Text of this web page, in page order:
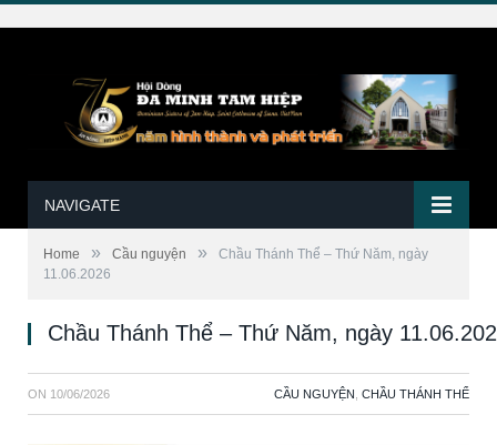
NAVIGATE
Home » Cầu nguyện »
Chầu Thánh Thể – Thứ Năm, ngày
11.06.2026
Chầu Thánh Thể – Thứ Năm, ngày
ON 10/06/2026 CẦU NGUYỆN CHẦU THÁNH THỂ